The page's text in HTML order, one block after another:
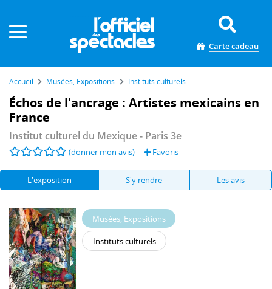
Carte cadeau
Accueil Musées, Expositions Instituts culturels
Échos de l'ancrage : Artistes mexicains en
France
Institut culturel du Mexique- Paris 3e
(donner mon avis) Favoris
L'exposition S'y rendre Les avis
Musées, Expositions
Instituts culturels